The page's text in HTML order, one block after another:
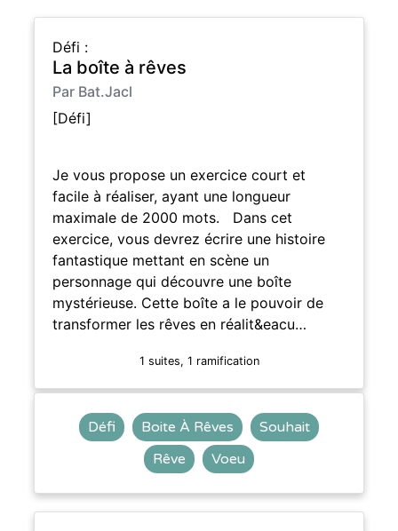
Défi :
La boîte à rêves
Par Bat.Jacl
[Défi]
Je vous propose un exercice court et
facile à réaliser, ayant une longueur
maximale de 2000 mots. Dans cet
exercice, vous devrez écrire une histoire
fantastique mettant en scène un
personnage qui découvre une boîte
mystérieuse. Cette boîte a le pouvoir de
transformer les rêves en réalit&eacu…
1 suites, 1 ramification
Défi Boite À Rêves
Souhait
Rêve
Voeu